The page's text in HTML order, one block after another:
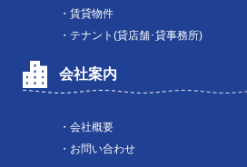
・賃貸物件
・テナント(貸店舗･貸事務所)
会社案内
・会社概要
・お問い合わせ